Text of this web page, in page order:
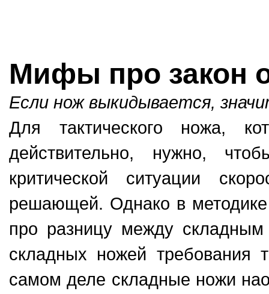
Мифы про закон
Если нож выкидывается,
Для тактического ножа,
действительно, нужно,
критической ситуации
решающей. Однако в
про разницу между
складных ножей
самом деле складные ножи